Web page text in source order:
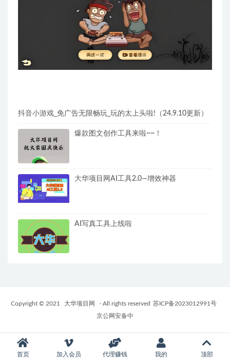
抖音小游戏_免广告无限畅玩_玩的太上头啦!（24.9.10更新）
爆款图文创作工具来啦~~！
大华项目网AI工具2.0—增效神器
AI写真工具上线啦
Copyright © 2021 大华项目网 - All rights reserved 苏ICP备2023012991号
京公网安备中
首页 加入会员 代理赚钱 我的 顶部